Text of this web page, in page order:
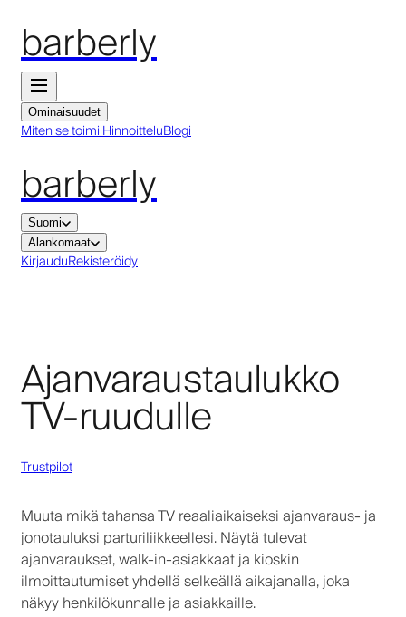
barberly
Ominaisuudet
Miten se toimiiHinnoitteluBlogi
barberly
Suomi
Alankomaat
KirjauduRekisteröidy
Ajanvaraustaulukko
TV-ruudulle
Trustpilot
Muuta mikä tahansa TV reaaliaikaiseksi ajanvaraus- ja
jonotauluksi parturiliikkeellesi. Näytä tulevat
ajanvaraukset, walk-in-asiakkaat ja kioskin
ilmoittautumiset yhdellä selkeällä aikajanalla, joka
näkyy henkilökunnalle ja asiakkaille.